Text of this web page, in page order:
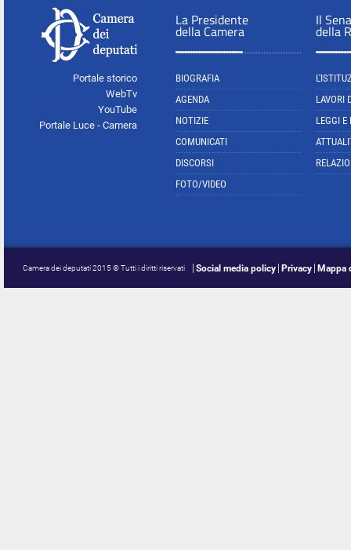
Portale storico
WebTv
YouTube
Portale Luce - Camera
La Presidente
della Camera
BIOGRAFIA
AGENDA
NOTIZIE
COMUNICATI
DISCORSI
FOTO/VIDEO
Il
della
LAVORI
LEGGI E
Camera dei deputati 2015 © Tutti i diritti riservati Social media policy Privacy Mappa